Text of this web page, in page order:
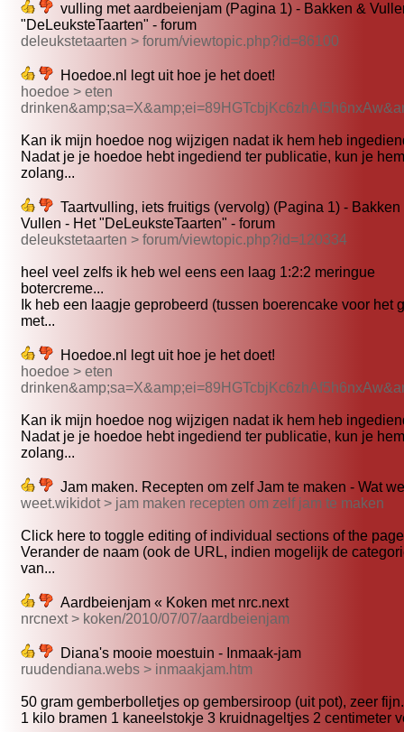
vulling met aardbeienjam (Pagina 1) - Bakken &
"DeLeuksteTaarten" - forum
deleukstetaarten > forum/viewtopic.php?id=86100
Hoedoe.nl legt uit hoe je het doet!
hoedoe > eten
Kan ik mijn hoedoe nog wijzigen nadat ik hem heb
Nadat je je hoedoe hebt ingediend ter publicatie, kun je
zolang...
Taartvulling, iets fruitigs (vervolg) (Pagina 1) - Bakken
Vullen - Het "DeLeuksteTaarten" - forum
deleukstetaarten > forum/viewtopic.php?id=120334
heel veel zelfs ik heb wel eens een laag 1:2:2 meringue
botercreme...
Ik heb een laagje geprobeerd (tussen boerencake voor het
met...
Hoedoe.nl legt uit hoe je het doet!
hoedoe > eten
Kan ik mijn hoedoe nog wijzigen nadat ik hem heb
Nadat je je hoedoe hebt ingediend ter publicatie, kun je
zolang...
Jam maken. Recepten om zelf Jam te maken - Wat
weet.wikidot > jam maken recepten om zelf jam te maken
Click here to toggle editing of individual sections of the
Verander de naam (ook de URL, indien mogelijk de
van...
Aardbeienjam « Koken met nrc.next
nrcnext > koken/2010/07/07/aardbeienjam
Diana's mooie moestuin - Inmaak-jam
ruudendiana.webs > inmaakjam.htm
50 gram gemberbolletjes op gembersiroop (uit pot), zeer
1 kilo bramen 1 kaneelstokje 3 kruidnageltjes 2 centimeter